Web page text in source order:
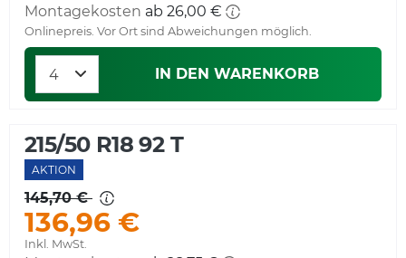
Montagekosten ab 26,00 €
Onlinepreis. Vor Ort sind Abweichungen möglich.
IN DEN WARENKORB
215/50 R18 92 T
AKTION
145,70 €
136,96 €
Inkl. MwSt.